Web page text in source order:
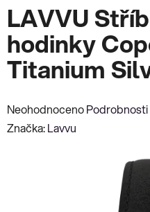
LAVVU
hodinky
Titanium
Průměrné
hodnocení
Neohodnoceno
Značka:Lavvu